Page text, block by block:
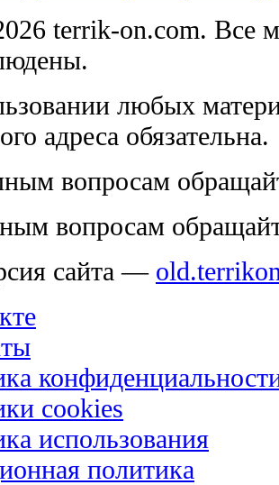
terrik-on.com. Все
любых
адреса обязательна.
вопросам
вопросам
сайта —
cookies
использования
политика